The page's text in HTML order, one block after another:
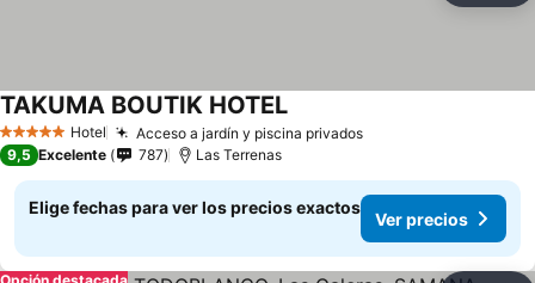
5 Estrellas Hotel Acceso a jardín y piscina privadosVer precios
TAKUMA BOUTIK HOTELVer precios
9,5 Excelente 787 Las Terrenas
Elige fechas para ver los precios exactos
Ver precios